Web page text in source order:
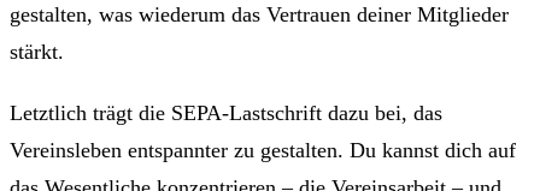
gestalten, was wiederum das Vertrauen deiner Mitglieder
stärkt.
Letztlich trägt die SEPA-Lastschrift dazu bei, das
Vereinsleben entspannter zu gestalten. Du kannst dich auf